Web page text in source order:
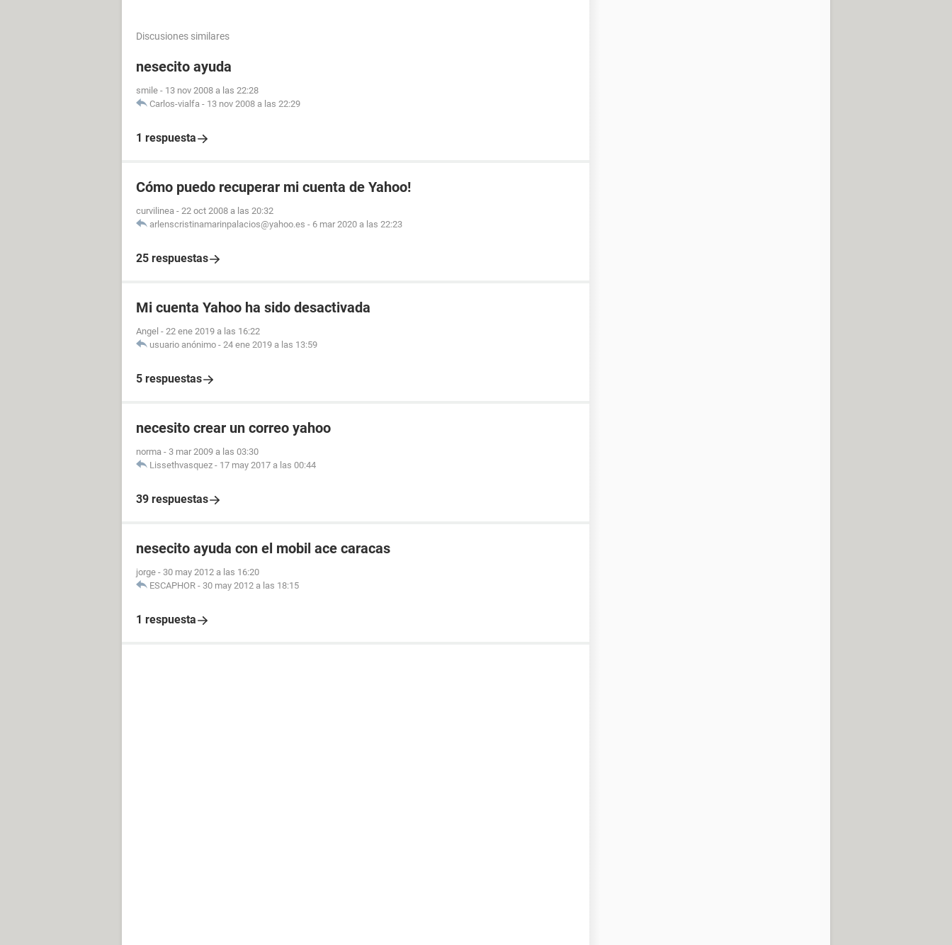
Discusiones similares
nesecito ayuda
smile - 13 nov 2008 a las 22:28
Carlos-vialfa - 13 nov 2008 a las 22:29
1 respuesta
Cómo puedo recuperar mi cuenta de Yahoo!
curvilinea - 22 oct 2008 a las 20:32
arlenscristinamarinpalacios@yahoo.es - 6 mar 2020 a las 22:23
25 respuestas
Mi cuenta Yahoo ha sido desactivada
Angel - 22 ene 2019 a las 16:22
usuario anónimo - 24 ene 2019 a las 13:59
5 respuestas
necesito crear un correo yahoo
norma - 3 mar 2009 a las 03:30
Lissethvasquez - 17 may 2017 a las 00:44
39 respuestas
nesecito ayuda con el mobil ace caracas
jorge - 30 may 2012 a las 16:20
ESCAPHOR - 30 may 2012 a las 18:15
1 respuesta